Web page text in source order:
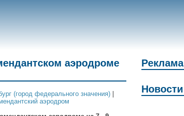
аэродроме
(город федерального значения) |
аэродром
Реклама
Новости